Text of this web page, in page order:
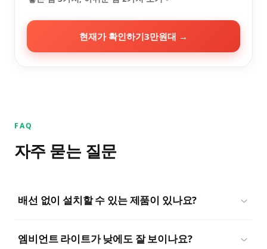
현재가 확인하기3만원대 →
FAQ
자주 묻는 질문
배선 없이 설치할 수 있는 제품이 있나요?
엠비언트 라이트가 낮에도 잘 보이나요?